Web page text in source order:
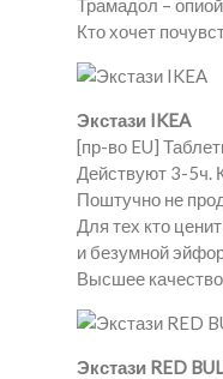
Трамадол –
Кто хочет
Экстази IKEA
[пр-во EU]
Действуют 3-5ч.
Поштучно не
Для тех кто
и безумной
Высшее
Экстази RED